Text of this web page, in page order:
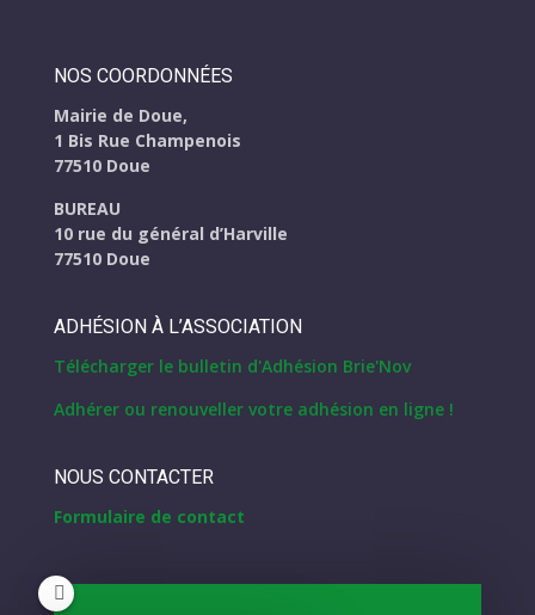
NOS COORDONNÉES
Mairie de Doue,
1 Bis Rue Champenois
77510 Doue
BUREAU
10 rue du général d’Harville
77510 Doue
ADHÉSION À L’ASSOCIATION
Télécharger le bulletin d'Adhésion Brie'Nov
Adhérer ou renouveller votre adhésion en ligne !
NOUS CONTACTER
Formulaire de contact
NEWSLETTER